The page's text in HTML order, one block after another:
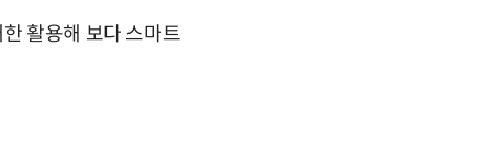
활용해 보다 스마트